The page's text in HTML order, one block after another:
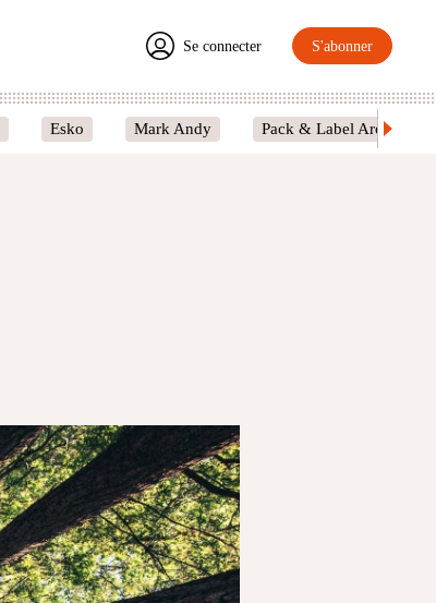
Se connecter S'abonner
Esko Mark Andy Pack & Label Around